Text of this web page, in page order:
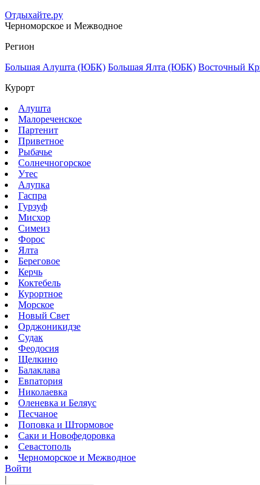
Отдыхайте.ру
Черноморское и Межводное
Регион
Большая Алушта (ЮБК) Большая Ялта (ЮБК) Восточный
Курорт
Алушта
Малореченское
Партенит
Приветное
Рыбачье
Солнечногорское
Утес
Алупка
Гаспра
Гурзуф
Мисхор
Симеиз
Форос
Ялта
Береговое
Керчь
Коктебель
Курортное
Морское
Новый Свет
Орджоникидзе
Судак
Феодосия
Щелкино
Балаклава
Евпатория
Николаевка
Оленевка и Беляус
Песчаное
Поповка и Штормовое
Саки и Новофедоровка
Севастополь
Черноморское и Межводное
Войти
|